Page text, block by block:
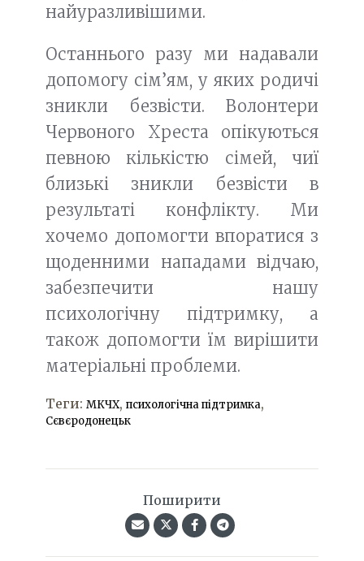
найуразливішими.
Останнього разу ми надавали
допомогу сім’ям, у яких родичі
зникли безвісти. Волонтери
Червоного Хреста опікуються
певною кількістю сімей, чиї
близькі зникли безвісти в
результаті конфлікту. Ми
хочемо допомогти впоратися з
щоденними нападами відчаю,
забезпечити нашу
психологічну підтримку, а
також допомогти їм вирішити
матеріальні проблеми.
Теги: МКЧХ, психологічна підтримка,
Сєвєродонецьк
Поширити